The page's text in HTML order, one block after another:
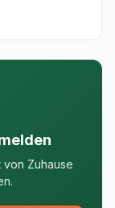
Zuhause